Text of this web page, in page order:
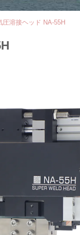
圧溶接ヘッド NA-55H